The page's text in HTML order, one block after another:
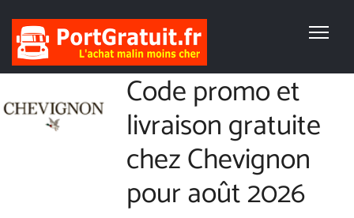
Code promo et
livraison gratuite
chez Chevignon
pour août 2026